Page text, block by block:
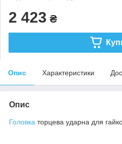
2 423 ₴
Опис Характеристики
Опис
Головка торцева ударна для